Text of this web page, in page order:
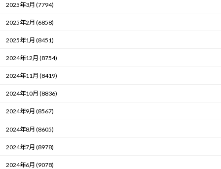
2025年3月 (7794)
2025年2月 (6858)
2025年1月 (8451)
2024年12月 (8754)
2024年11月 (8419)
2024年10月 (8836)
2024年9月 (8567)
2024年8月 (8605)
2024年7月 (8978)
2024年6月 (9078)